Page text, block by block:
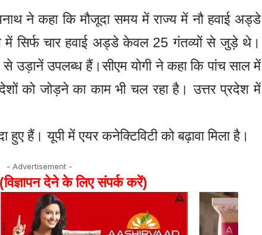
ने कहा कि मौजूदा समय में राज्य में नौ हवाई अड्डे
में सिर्फ चार हवाई अड्डे केवल 25 गंतव्यों से जुड़े थे।
उड़ानें उपलब्ध हैं।सीएम योगी ने कहा कि पांच साल में
को जोड़ने का काम भी चल रहा है। उत्तर प्रदेश में
हैं। यूपी में एयर कनेक्टिविटी को बढ़ावा मिला है।
- Advertisement -
(विज्ञापन देने के लिए संपर्क करें)